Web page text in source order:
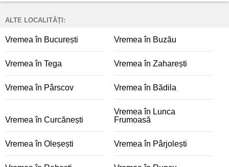
ALTE LOCALITĂȚI:
Vremea în București Vremea în Buzău
Vremea în Tega Vremea în Zaharești
Vremea în Pârscov Vremea în Bădila
Vremea în Curcănești
Vremea în Lunca
Frumoasă
Vremea în Oleșești Vremea în Pârjolești